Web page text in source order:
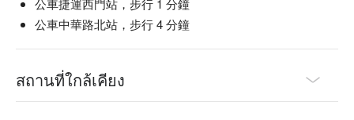
公車捷運西門站，步行 1 分鐘
公車中華路北站，步行 4 分鐘
สถานที่ใกล้เคียง